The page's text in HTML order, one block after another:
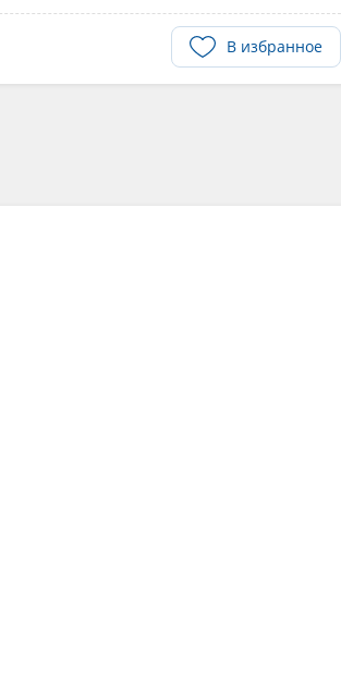
В избранное